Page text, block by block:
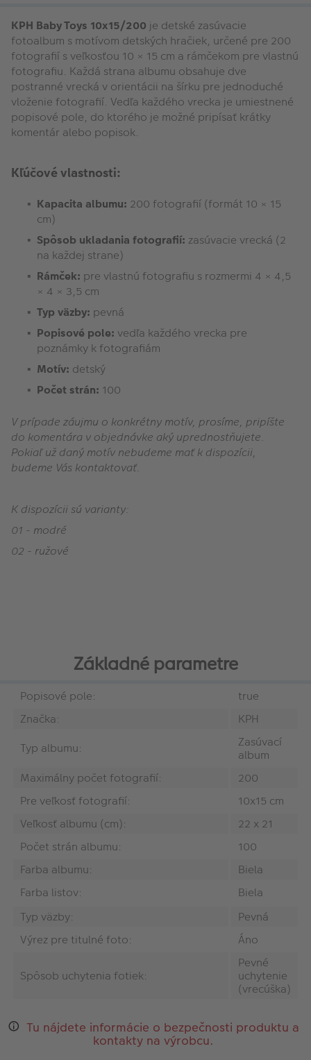
KPH Baby Toys 10x15/200 je detské zasúvacie
fotoalbum s motívom detských hračiek, určené pre 200
fotografií s veľkosťou 10 × 15 cm a rámčekom pre vlastnú
fotografiu. Každá strana albumu obsahuje dve
postranné vrecká v orientácii na šírku pre jednoduché
vloženie fotografií. Vedľa každého vrecka je umiestnené
popisové pole, do ktorého je možné pripísať krátky
komentár alebo popisok.
Kľúčové vlastnosti:
Kapacita albumu: 200 fotografií (formát 10 × 15
cm)
Spôsob ukladania fotografií: zasúvacie vrecká (2
na každej strane)
Rámček: pre vlastnú fotografiu s rozmermi 4 × 4,5
× 4 × 3,5 cm
Typ väzby: pevná
Popisové pole: vedľa každého vrecka pre
poznámky k fotografiám
Motív: detský
Počet strán: 100
V prípade záujmu o konkrétny motív, prosíme, pripíšte
do komentára v objednávke aký uprednostňujete.
Pokiaľ už daný motív nebudeme mať k dispozícii,
budeme Vás kontaktovať.
K dispozícii sú varianty:
01 - modré
02 - ružové
Základné parametre
Popisové pole:
true
Značka:
KPH
Typ albumu:
Zasúvací
album
Maximálny počet fotografií:
200
Pre veľkosť fotografií:
10x15 cm
Veľkosť albumu (cm):
22 x 21
Počet strán albumu:
100
Farba albumu:
Biela
Farba listov:
Biela
Typ väzby:
Pevná
Výrez pre titulné foto:
Áno
Spôsob uchytenia fotiek:
Pevné
uchytenie
(vrecúška)
Tu nájdete informácie o bezpečnosti produktu a
kontakty na výrobcu.